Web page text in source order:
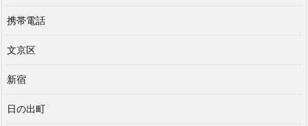
携帯電話
文京区
新宿
日の出町